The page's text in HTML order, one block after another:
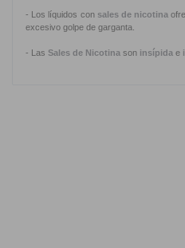
- Los líquidos con sales de nicotina
excesivo golpe de garganta.
- Las Sales de Nicotina son insípida e